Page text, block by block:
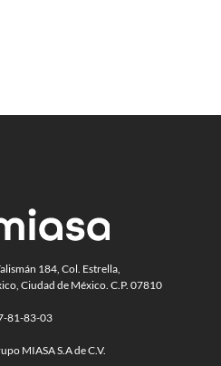
184, Col. Estrella,
Ciudad de México. C.P. 07810
81-83-03
MIASA S.A de C.V.